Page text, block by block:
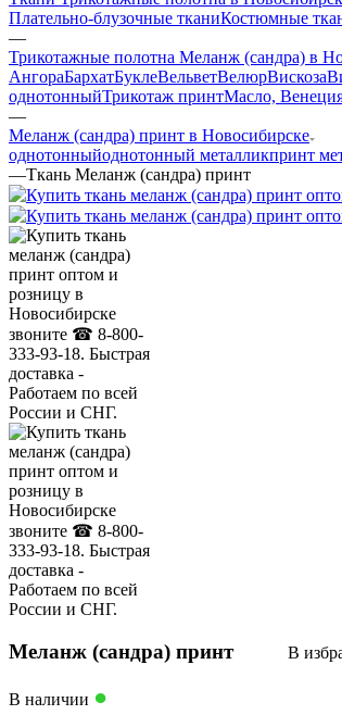
Плательно-блузочные тканиКостюмные
—
Трикотажные полотна Меланж (сандра) в
АнгораБархатБуклеВельветВелюрВискоза
однотонныйТрикотаж принтМасло,
—
Меланж (сандра) принт в Новосибирске
однотонныйоднотонный металликпринт
—Ткань Меланж (сандра) принт
Меланж (сандра) принт В
В наличии ●